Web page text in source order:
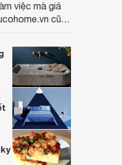
việc mà giá
cũng